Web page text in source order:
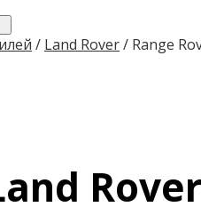
/ Land Rover/ Range